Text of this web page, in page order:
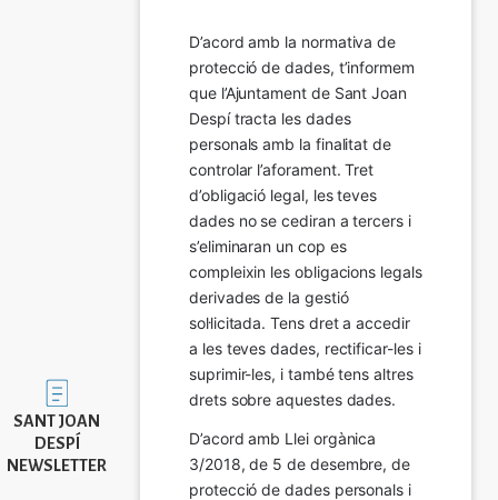
Imatge
SANT JOAN
DESPÍ
NEWSLETTER
D’acord amb la normativa de
protecció de dades, t’informem
que l’Ajuntament de Sant Joan
Despí tracta les dades
personals amb la finalitat de
controlar l’aforament. Tret
d’obligació legal, les teves
dades no se cediran a tercers i
s’eliminaran un cop es
compleixin les obligacions legals
derivades de la gestió
sol·licitada. Tens dret a accedir
a les teves dades, rectificar-les i
suprimir-les, i també tens altres
drets sobre aquestes dades.
D’acord amb Llei orgànica
3/2018, de 5 de desembre, de
protecció de dades personals i